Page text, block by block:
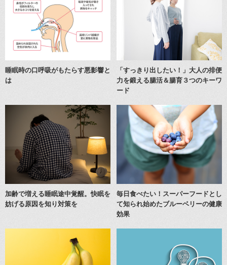
睡眠時の口呼吸がもたらす悪影響と
は
「すっきり出したい！」大人の排便
力を鍛える腸活＆腸育３つのキーワ
ード
加齢で増える睡眠途中覚醒。快眠を
妨げる原因を知り対策を
毎日食べたい！スーパーフードとし
て知られ始めたブルーベリーの健康
効果